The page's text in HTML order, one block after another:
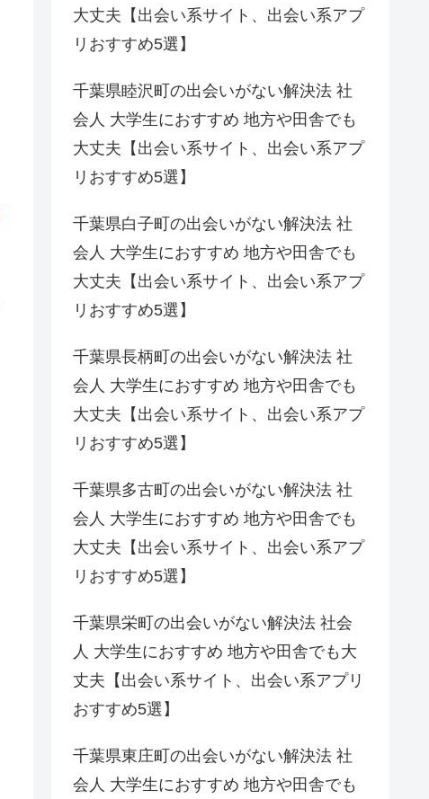
大丈夫【出会い系サイト、出会い系アプ
リおすすめ5選】
千葉県睦沢町の出会いがない解決法 社
会人 大学生におすすめ 地方や田舎でも
大丈夫【出会い系サイト、出会い系アプ
リおすすめ5選】
千葉県白子町の出会いがない解決法 社
会人 大学生におすすめ 地方や田舎でも
大丈夫【出会い系サイト、出会い系アプ
リおすすめ5選】
千葉県長柄町の出会いがない解決法 社
会人 大学生におすすめ 地方や田舎でも
大丈夫【出会い系サイト、出会い系アプ
リおすすめ5選】
千葉県多古町の出会いがない解決法 社
会人 大学生におすすめ 地方や田舎でも
大丈夫【出会い系サイト、出会い系アプ
リおすすめ5選】
千葉県栄町の出会いがない解決法 社会
人 大学生におすすめ 地方や田舎でも大
丈夫【出会い系サイト、出会い系アプリ
おすすめ5選】
千葉県東庄町の出会いがない解決法 社
会人 大学生におすすめ 地方や田舎でも